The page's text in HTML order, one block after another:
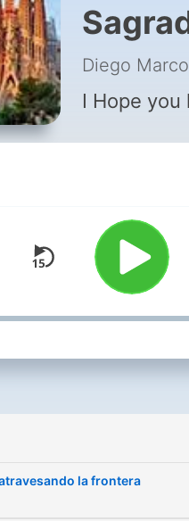
Diego
I Hope you
la frontera